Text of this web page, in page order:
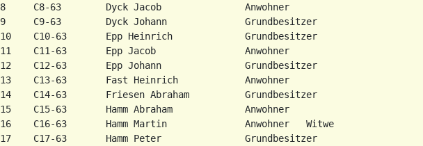
8     C8-63        Dyck Jacob               Anwohner
9     C9-63        Dyck Johann              Grundbesitzer
10    C10-63       Epp Heinrich             Grundbesitzer
11    C11-63       Epp Jacob                Anwohner
12    C12-63       Epp Johann               Grundbesitzer
13    C13-63       Fast Heinrich            Anwohner
14    C14-63       Friesen Abraham          Grundbesitzer
15    C15-63       Hamm Abraham             Anwohner
16    C16-63       Hamm Martin              Anwohner   Witwe
17    C17-63       Hamm Peter               Grundbesitzer